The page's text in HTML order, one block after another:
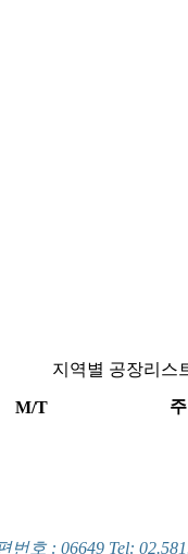
지역별 공장리스
M/T
호 : 06649 Tel: